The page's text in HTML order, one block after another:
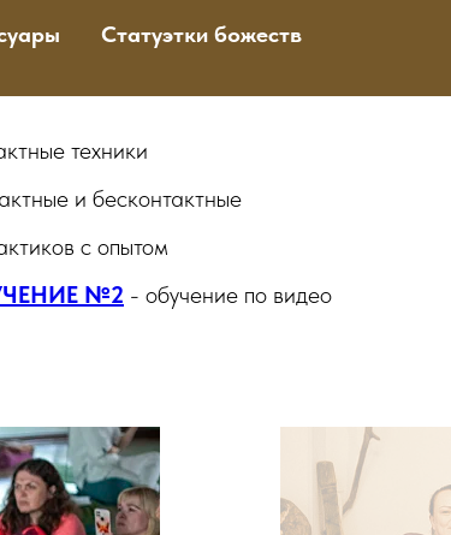
Статуэтки божеств
техники
и бесконтактные
с опытом
№2 - обучение по видео